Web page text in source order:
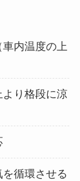
内温度の上
より格段に涼
循環させる